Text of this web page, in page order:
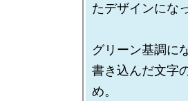
たデザインにな
グリーン基調に
書き込んだ文字